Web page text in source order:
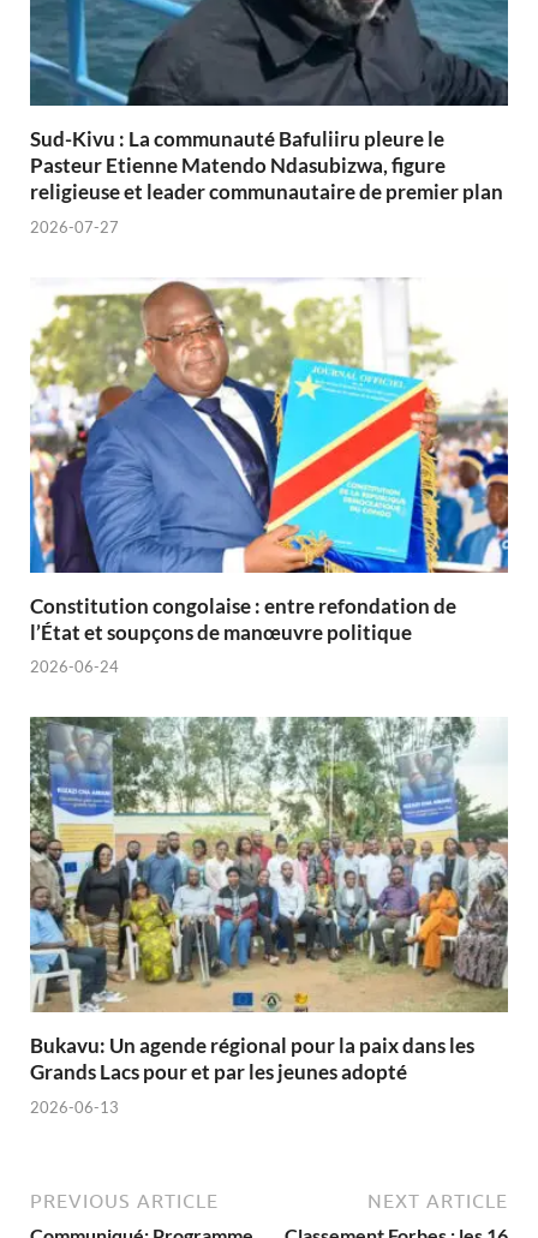
Sud-Kivu : La communauté Bafuliiru pleure le
Pasteur Etienne Matendo Ndasubizwa, figure
religieuse et leader communautaire de premier plan
2026-07-27
Constitution congolaise : entre refondation de
l’État et soupçons de manœuvre politique
2026-06-24
Bukavu: Un agende régional pour la paix dans les
Grands Lacs pour et par les jeunes adopté
2026-06-13
PREVIOUS ARTICLE NEXT ARTICLE